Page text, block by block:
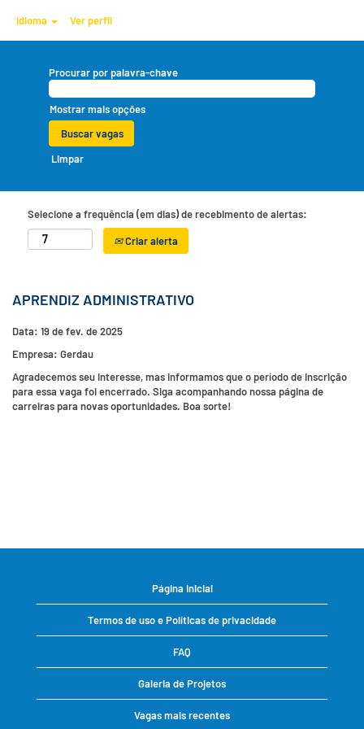
Idioma Ver perfil
Procurar por palavra-chave
Mostrar mais opções
Limpar
Selecione a frequência (em dias) de recebimento de alertas:
Criar alerta
APRENDIZ ADMINISTRATIVO
Data: 19 de fev. de 2025
Empresa: Gerdau
Agradecemos seu interesse, mas informamos que o período de inscrição
para essa vaga foi encerrado. Siga acompanhando nossa página de
carreiras para novas oportunidades. Boa sorte!
Página inicial
Termos de uso e Políticas de privacidade
FAQ
Galeria de Projetos
Vagas mais recentes